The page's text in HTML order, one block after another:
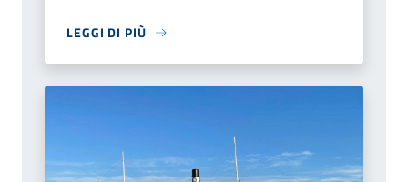
LEGGI DI PIÙ